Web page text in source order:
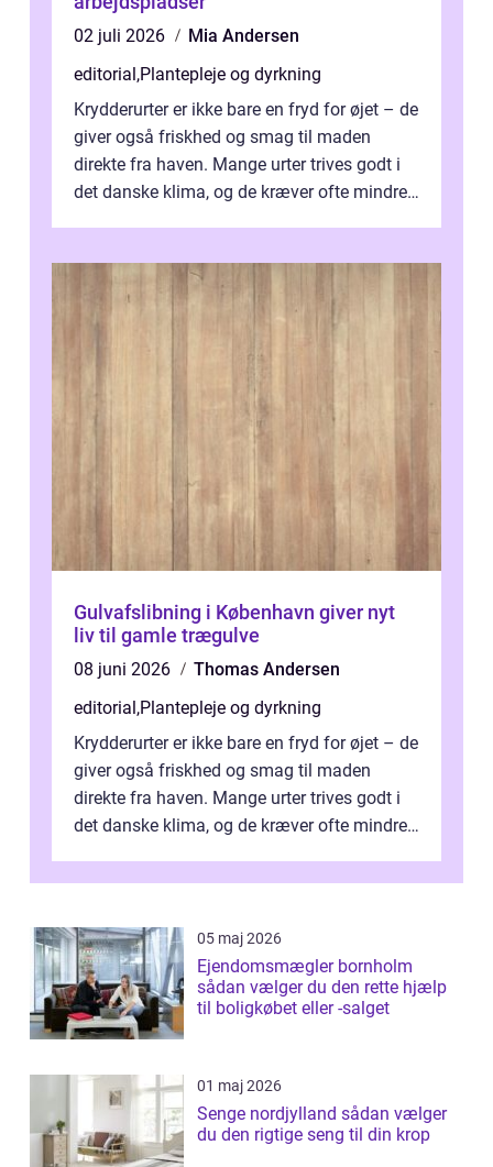
02 juli 2026
Mia Andersen
editorial,Plantepleje og dyrkning
Krydderurter er ikke bare en fryd for øjet – de
giver også friskhed og smag til maden
direkte fra haven. Mange urter trives godt i
det danske klima, og de kræver ofte mindre
Gulvafslibning i København giver nyt
liv til gamle trægulve
08 juni 2026
Thomas Andersen
editorial,Plantepleje og dyrkning
Krydderurter er ikke bare en fryd for øjet – de
giver også friskhed og smag til maden
direkte fra haven. Mange urter trives godt i
det danske klima, og de kræver ofte mindre
05 maj 2026
Ejendomsmægler bornholm
sådan vælger du den rette hjælp
til boligkøbet eller -salget
01 maj 2026
Senge nordjylland sådan vælger
du den rigtige seng til din krop